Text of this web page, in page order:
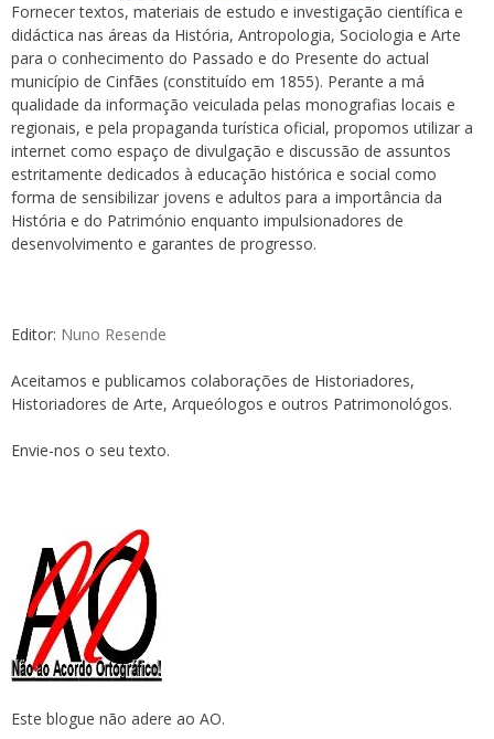
Fornecer textos, materiais de estudo e investigação científica e
didáctica nas áreas da História, Antropologia, Sociologia e Arte
para o conhecimento do Passado e do Presente do actual
município de Cinfães (constituído em 1855). Perante a má
qualidade da informação veiculada pelas monografias locais e
regionais, e pela propaganda turística oficial, propomos utilizar a
internet como espaço de divulgação e discussão de assuntos
estritamente dedicados à educação histórica e social como
forma de sensibilizar jovens e adultos para a importância da
História e do Património enquanto impulsionadores de
desenvolvimento e garantes de progresso.
Editor: Nuno Resende
Aceitamos e publicamos colaborações de Historiadores,
Historiadores de Arte, Arqueólogos e outros Patrimonológos.
Envie-nos o seu texto.
Este blogue não adere ao AO.